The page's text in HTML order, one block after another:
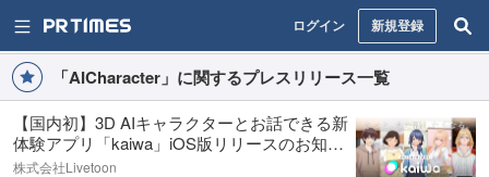
ログイン 新規登録
「AICharacter」に関するプレスリリース一覧
【国内初】3D AIキャラクターとお話できる新
体験アプリ「kaiwa」iOS版リリースのお知ら
せ
株式会社Livetoon